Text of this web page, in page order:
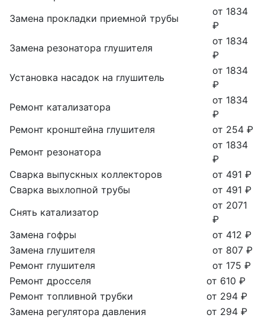
Замена прокладки приемной трубы
от 1834
₽
Замена резонатора глушителя
от 1834
₽
Установка насадок на глушитель
от 1834
₽
Ремонт катализатора
от 1834
₽
Ремонт кронштейна глушителя
от 254 ₽
Ремонт резонатора
от 1834
₽
Сварка выпускных коллекторов
от 491 ₽
Сварка выхлопной трубы
от 491 ₽
Снять катализатор
от 2071
₽
Замена гофры
от 412 ₽
Замена глушителя
от 807 ₽
Ремонт глушителя
от 175 ₽
Ремонт дросселя
от 610 ₽
Ремонт топливной трубки
от 294 ₽
Замена регулятора давления
от 294 ₽